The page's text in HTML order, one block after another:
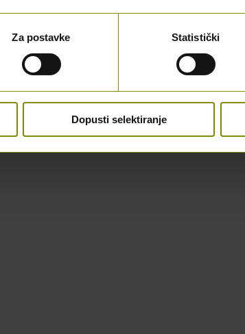
Za postavke Statistički
Dopusti selektiranje